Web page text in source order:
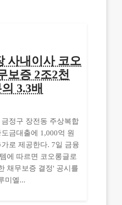
사내이사 코오
보증 2조2천
3.3배
정구 장전동 주상복합
금대출에 1,000억 원
로 제공한다. 7일 금융
에 따르면 코오롱글로
채무보증 결정' 공시를
미엘...